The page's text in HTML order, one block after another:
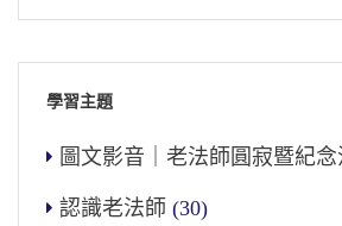
學習主題
圖文影音｜老法師圓寂暨紀
認識老法師 (30)